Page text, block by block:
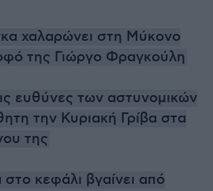
χαλαρώνει στη Μύκονο
της Γιώργο Φραγκούλη
ευθύνες των αστυνομικών
την Κυριακή Γρίβα στα
της
κεφάλι βγαίνει από